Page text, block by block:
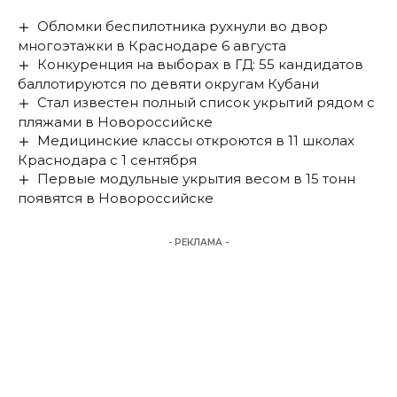
Обломки беспилотника рухнули во двор
многоэтажки в Краснодаре 6 августа
Конкуренция на выборах в ГД: 55 кандидатов
баллотируются по девяти округам Кубани
Стал известен полный список укрытий рядом с
пляжами в Новороссийске
Медицинские классы откроются в 11 школах
Краснодара с 1 сентября
Первые модульные укрытия весом в 15 тонн
появятся в Новороссийске
- РЕКЛАМА -